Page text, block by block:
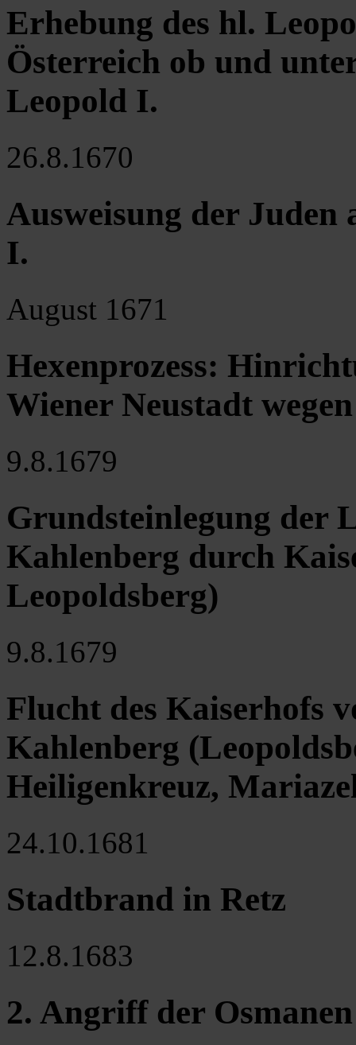
Erhebung des hl.
Österreich ob und
Leopold I.
26.8.1670
Ausweisung der Juden
I.
August 1671
Hexenprozess:
Wiener Neustadt
9.8.1679
Grundsteinlegung der
Kahlenberg durch
Leopoldsberg)
9.8.1679
Flucht des Kaiserhofs
Kahlenberg
Heiligenkreuz,
24.10.1681
Stadtbrand in Retz
12.8.1683
2. Angriff der